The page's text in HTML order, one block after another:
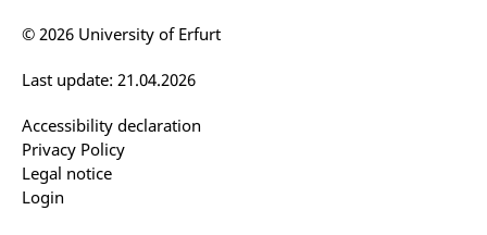
Accessibility declaration
Privacy Policy
Legal notice
Login
Last update: 21.04.2026
© 2026 University of Erfurt